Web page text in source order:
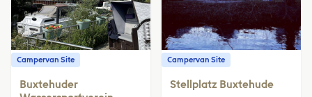
Campervan Site
Buxtehuder
Campervan Site
Stellplatz Buxtehude